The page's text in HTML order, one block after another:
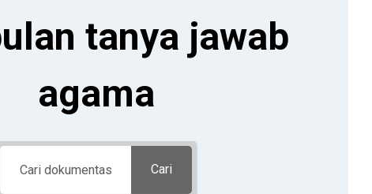
tanya jawab
agama
Cari